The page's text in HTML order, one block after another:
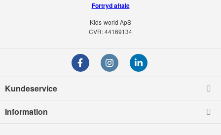
Fortryd aftale
Kids-world ApS
CVR: 44169134
Kundeservice
Information